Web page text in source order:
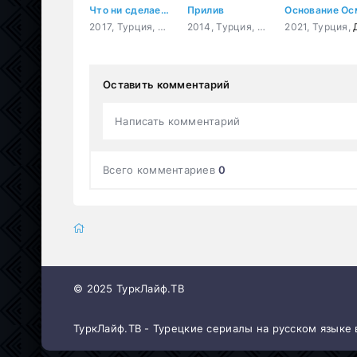
Что ни сделает влюбленный
2017, Турция,
Мелодрама ,Комедия
Прилив
2014, Турция,
Драма,Мелодрама ,
2021, Турция,
Оставить комментарий
Написать комментарий
Всего комментариев0
© 2025 ТуркЛайф.ТВ
ТуркЛайф.ТВ - Турецкие сериалы на русском языке